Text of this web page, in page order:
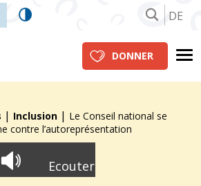
DE
DONNER
| Inclusion | Le Conseil national se
contre l’autoreprésentation
Ecouter